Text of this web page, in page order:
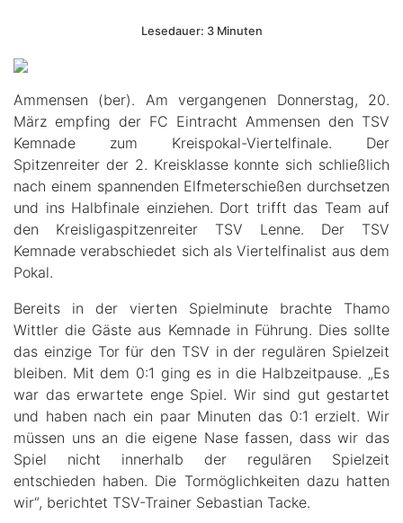
Lesedauer: 3 Minuten
Ammensen (ber). Am vergangenen Donnerstag, 20.
März empfing der FC Eintracht Ammensen den TSV
Kemnade zum Kreispokal-Viertelfinale. Der
Spitzenreiter der 2. Kreisklasse konnte sich schließlich
nach einem spannenden Elfmeterschießen durchsetzen
und ins Halbfinale einziehen. Dort trifft das Team auf
den Kreisligaspitzenreiter TSV Lenne. Der TSV
Kemnade verabschiedet sich als Viertelfinalist aus dem
Pokal.
Bereits in der vierten Spielminute brachte Thamo
Wittler die Gäste aus Kemnade in Führung. Dies sollte
das einzige Tor für den TSV in der regulären Spielzeit
bleiben. Mit dem 0:1 ging es in die Halbzeitpause. „Es
war das erwartete enge Spiel. Wir sind gut gestartet
und haben nach ein paar Minuten das 0:1 erzielt. Wir
müssen uns an die eigene Nase fassen, dass wir das
Spiel nicht innerhalb der regulären Spielzeit
entschieden haben. Die Tormöglichkeiten dazu hatten
wir“, berichtet TSV-Trainer Sebastian Tacke.